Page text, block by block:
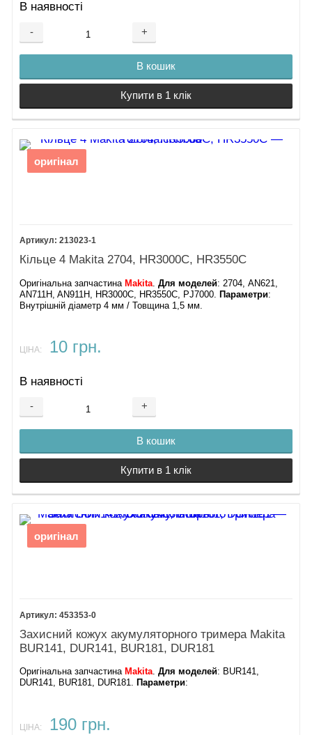
В наявності
- +
В кошик
Купити в 1 клік
оригінал
213023-1
Кільце 4 Makita 2704, HR3000C, HR3550C
Оригінальна запчастина Makita .Для моделей: 2704, AN621,
AN711H, AN911H, HR3000C, HR3550C, PJ7000.
Параметри:
Внутрішній діаметр 4 мм / Товщина 1,5 мм.
ЦІНА: 10 грн.
В наявності
- +
В кошик
Купити в 1 клік
оригінал
453353-0
Захисний кожух акумуляторного тримера Makita
BUR141, DUR141, BUR181, DUR181
Оригінальна запчастина Makita.Для моделей: BUR141,
DUR141, BUR181, DUR181. Параметри:
ЦІНА: 190 грн.